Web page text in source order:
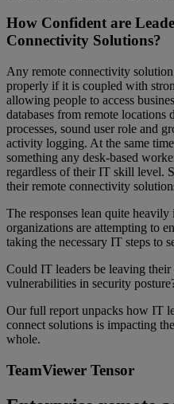
How Confident are
Connectivity Solutions?
Any remote connectivity
properly if it is coupled with
allowing people to access
databases from remote locations
processes, sound user role and
activity logging. At the same
something any desk-based
regardless of their IT skill level.
their remote connectivity
The responses lean quite
organizations are attempting to
taking the necessary IT steps to
Could IT leaders be leaving
vulnerabilities in security
Our full report unpacks how IT
connect solutions is impacting
whole.
TeamViewer Tensor